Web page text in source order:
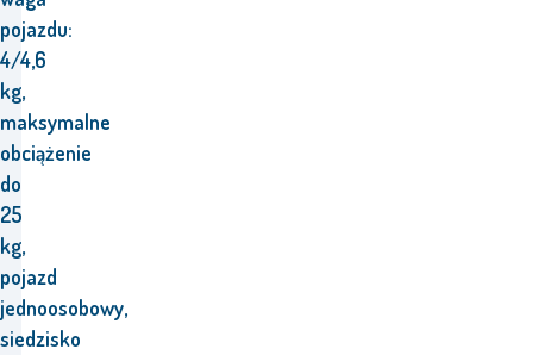
pojazdu:
4/4,6
kg,
maksymalne
obciążenie
do
25
kg,
pojazd
jednoosobowy,
siedzisko